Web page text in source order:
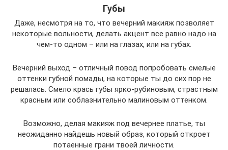
Губы
Даже, несмотря на то, что вечерний макияж позволяет
некоторые вольности, делать акцент все равно надо на
чем-то одном – или на глазах, или на губах.
Вечерний выход – отличный повод попробовать смелые
оттенки губной помады, на которые ты до сих пор не
решалась. Смело крась губы ярко-рубиновым, страстным
красным или соблазнительно малиновым оттенком.
Возможно, делая макияж под вечернее платье, ты
неожиданно найдешь новый образ, который откроет
потаенные грани твоей личности.